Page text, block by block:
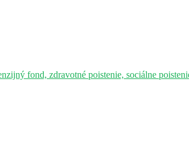
fond, zdravotné poistenie, sociálne